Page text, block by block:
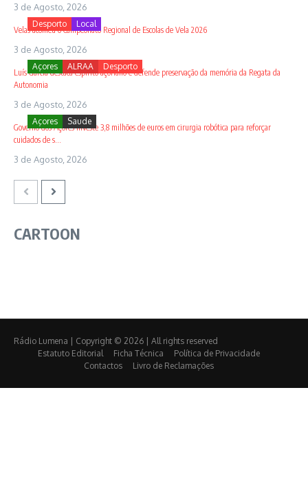
3 de Agosto, 2026
Desporto Local
Velas acolheu o Campeonato Regional de Escolas de Vela 2026
3 de Agosto, 2026
Açores ALRAA Desporto
Luís Garcia destaca espírito açoriano e defende preservação da memória da Regata da
Autonomia
3 de Agosto, 2026
Açores Saude
Governo dos Açores investe 3,8 milhões de euros em cirurgia robótica para reforçar
cuidados de s...
3 de Agosto, 2026
CARTOON
Rádio Lumena | Copyright © 2026 | All rights reserved
Estatuto Editorial
Ficha Técnica
Política de Privacidade
Contactos
Livro de Reclamações